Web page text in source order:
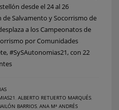
desde el 24 al 26
Salvamento y Socorrismo de
a los Campeonatos de
por Comunidades
#SySAutonomias21, con 22
ALBERTO RETUERTO MARQUÉS
BARRIOS ANA Mª ANDRÉS